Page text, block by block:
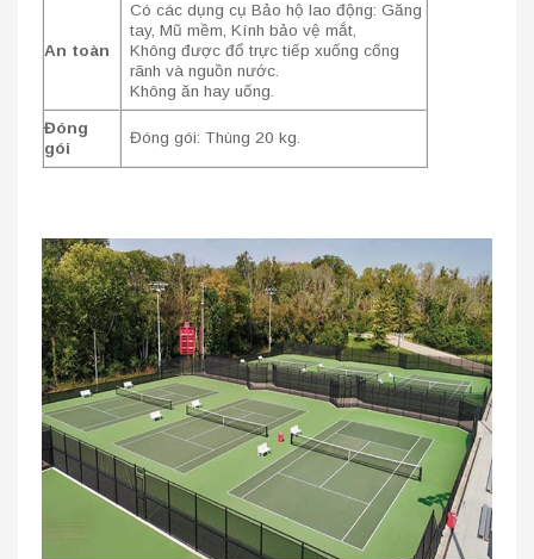
An toàn
Có các dụng cụ Bảo hộ lao động: Găng
tay, Mũ mềm, Kính bảo vệ mắt,
Không được đổ trực tiếp xuống cống
rãnh và nguồn nước.
Không ăn hay uống.
Đóng
gói
Đóng gói: Thùng 20 kg.